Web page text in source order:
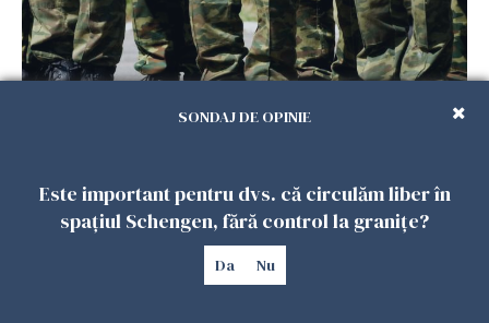
Polonia negociază cu Washingtonul crearea
unor baze americane permanente pe
SONDAJ DE OPINIE
Este important pentru dvs. că circulăm liber în
spațiul Schengen, fără control la granițe?
Da Nu